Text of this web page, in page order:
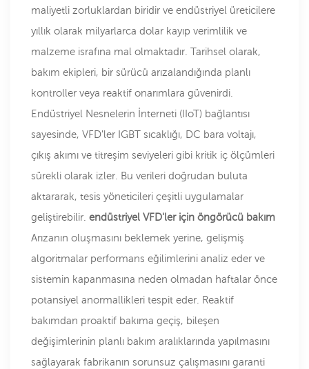
maliyetli zorluklardan biridir ve endüstriyel üreticilere
yıllık olarak milyarlarca dolar kayıp verimlilik ve
malzeme israfına mal olmaktadır. Tarihsel olarak,
bakım ekipleri, bir sürücü arızalandığında planlı
kontroller veya reaktif onarımlara güvenirdi.
Endüstriyel Nesnelerin İnterneti (IIoT) bağlantısı
sayesinde, VFD'ler IGBT sıcaklığı, DC bara voltajı,
çıkış akımı ve titreşim seviyeleri gibi kritik iç ölçümleri
sürekli olarak izler. Bu verileri doğrudan buluta
aktararak, tesis yöneticileri çeşitli uygulamalar
geliştirebilir. endüstriyel VFD'ler için öngörücü bakım
Arızanın oluşmasını beklemek yerine, gelişmiş
algoritmalar performans eğilimlerini analiz eder ve
sistemin kapanmasına neden olmadan haftalar önce
potansiyel anormallikleri tespit eder. Reaktif
bakımdan proaktif bakıma geçiş, bileşen
değişimlerinin planlı bakım aralıklarında yapılmasını
sağlayarak fabrikanın sorunsuz çalışmasını garanti